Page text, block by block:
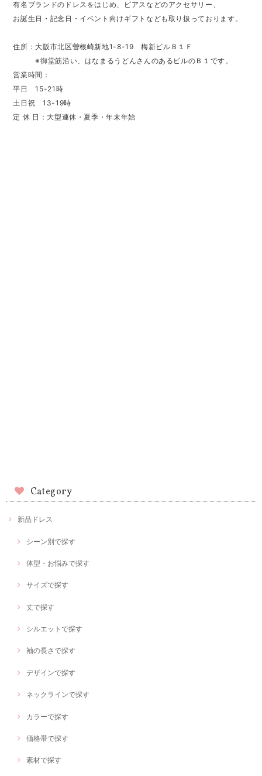
有名ブランドのドレスをはじめ、ピアスなどのアクセサリー、
お誕生日・記念日・イベント向けギフトなども取り扱っております。
住所：大阪市北区曽根崎新地1-8-19 梅新ビルＢ１Ｆ
※御堂筋沿い、はなまるうどんさんのあるビルのＢ１です。
営業時間：
平日 15-21時
土日祝 13-19時
定 休 日：大型連休・夏季・年末年始
Category
新品ドレス
シーン別で探す
体型・お悩みで探す
サイズで探す
丈で探す
シルエットで探す
袖の長さで探す
デザインで探す
ネックラインで探す
カラーで探す
価格帯で探す
素材で探す